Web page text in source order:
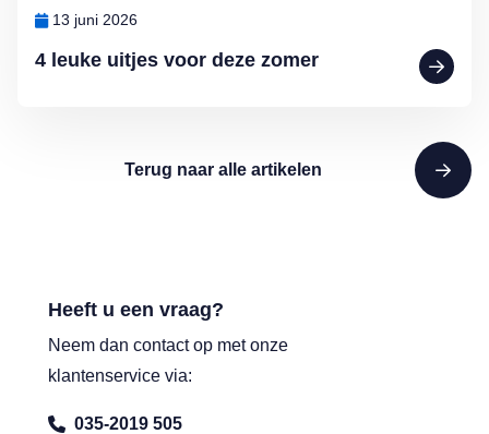
4 leuke uitjes voor deze zomer
13 juni 2026
Terug naar alle artikelen
Heeft u een vraag?
Neem dan contact op met onze
klantenservice via:
035-2019 505